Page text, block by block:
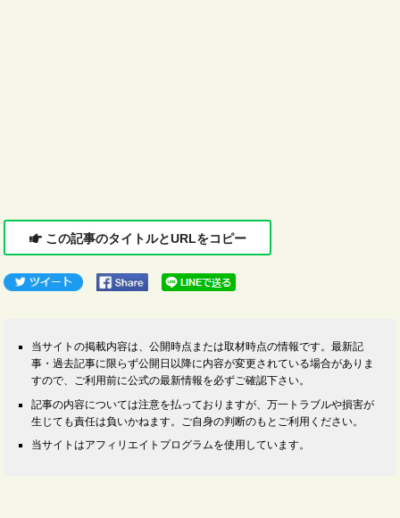
この記事のタイトルとURLをコピー
当サイトの掲載内容は、公開時点または取材時点の情報です。最新記
事・過去記事に限らず公開日以降に内容が変更されている場合がありま
すので、ご利用前に公式の最新情報を必ずご確認下さい。
記事の内容については注意を払っておりますが、万一トラブルや損害が
生じても責任は負いかねます。ご自身の判断のもとご利用ください。
当サイトはアフィリエイトプログラムを使用しています。